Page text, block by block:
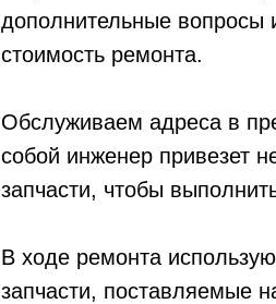
дополнительные вопросы
стоимость ремонта.
Обслуживаем адреса в
собой инженер привезет
запчасти, чтобы
В ходе ремонта
запчасти, поставляемые